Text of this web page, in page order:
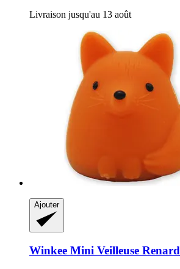
Livraison jusqu'au 13 août
Ajouter
Winkee Mini Veilleuse Renard